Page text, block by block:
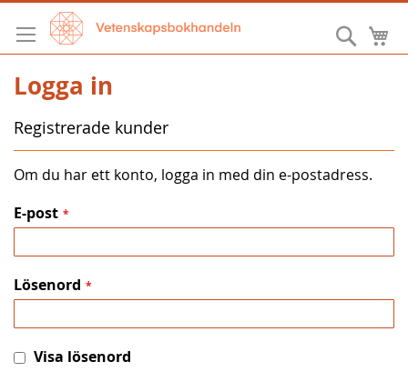
Hoppa
till
innehållet
Sök
Logga in
Registrerade kunder
Om du har ett konto, logga in med din e-postadress.
E-post
Lösenord
Visa lösenord